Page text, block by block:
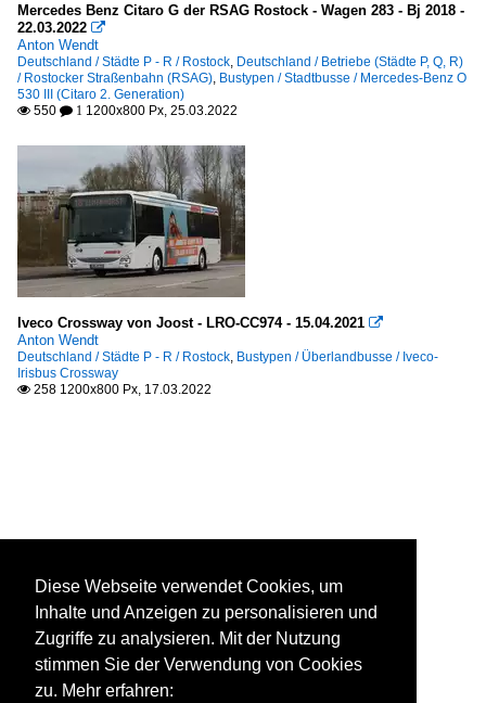
Mercedes Benz Citaro G der RSAG Rostock - Wagen 283 - Bj 2018 -
22.03.2022 
Anton Wendt
Deutschland / Städte P - R / Rostock, Deutschland / Betriebe (Städte P, Q, R)
/ Rostocker Straßenbahn (RSAG), Bustypen / Stadtbusse / Mercedes-Benz O
530 III (Citaro 2. Generation)
 550  1 1200x800 Px, 25.03.2022
Iveco Crossway von Joost - LRO-CC974 - 15.04.2021 
Anton Wendt
Deutschland / Städte P - R / Rostock, Bustypen / Überlandbusse / Iveco-
Irisbus Crossway
 258 1200x800 Px, 17.03.2022
Diese Webseite verwendet Cookies, um
Inhalte und Anzeigen zu personalisieren und
Zugriffe zu analysieren. Mit der Nutzung
stimmen Sie der Verwendung von Cookies
zu. Mehr erfahren: